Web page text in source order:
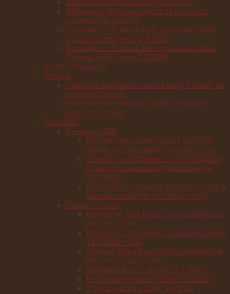
Představení dětí připravujících se k prvnímu
svatému přijímání 2021
První mše sv. P. Jana Lukeše ve farnosti Dolní
Čermná - kratší verze (2.8.2020)
První mše sv. P. Jana Lukeše ve farnosti Dolní
Čermná - delší verze (2.8.2020)
Externí fotogalerie
Historie
Historické fotografie farnosti z knihy Pohledy do
minulosti Čermné
Svěcení zvonů František a Marie (Petrovice,
pouť v roce 1959)
Foto 2026
Červenec - Září
Poslední etapa opravy fasády na farním
kostele - severní strana (červenec 2026)
Žehnání nové křtitelnice v DČ a přijímání
do katechumenátu Jitky Horáčkové (ne
26.7.2026)
První mše sv. v kapli sv. Barbory v tomto a
minulém století? (čt 16.7.2026 v 10h)
Duben - Červen
Pouť ke sv. Janu Křtiteli ve Verměřovicích
(ne 21.6.2026)
Pouť ke sv. Antonínovi v Jakubovicích (ne
14.6.2026 v 10h)
Slavnost Těla a Krve Páně s průvodem na
MH (ne 7.6.2026 v 9h)
Mariánská Hora z dronu (31.5.2026)
První svaté přijímání 9 dětí (31.5.2026)
Z první svátosti smíření 9 dětí (so